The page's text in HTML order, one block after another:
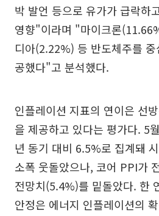
박 발언 등으로 유가가 급락하
영향"이라며 "마이크론
디아(2.22%) 등 반도체주를
공했다"고 분석했다.
인플레이션 지표의 연이은 선
을 제공하고 있다는 평가다. 5
년 동기 대비 6.5%로 집계돼
소폭 웃돌았으나, 코어 PPI가
전망치(5.4%)를 밑돌았다. 한
안정은 에너지 인플레이션의